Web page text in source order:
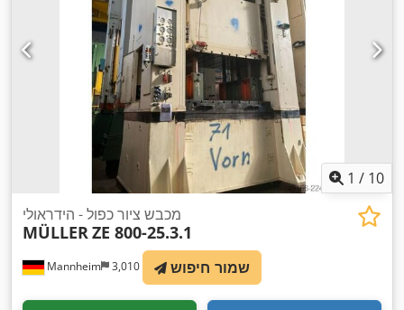
1 / 10
Mannheim 3,010 km
מכבש ציור כפול - הידראולי
MÜLLERZE 800-25.3.1
שמור חיפוש